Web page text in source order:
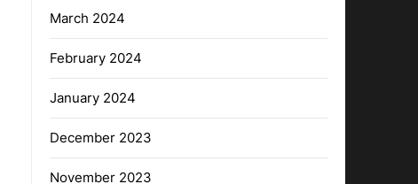
March 2024
February 2024
January 2024
December 2023
November 2023